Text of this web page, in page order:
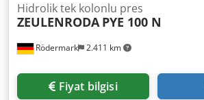
Rödermark 2.411 km
Hidrolik tek kolonlu pres
ZEULENRODA PYE 100 N
Fiyat bilgisi